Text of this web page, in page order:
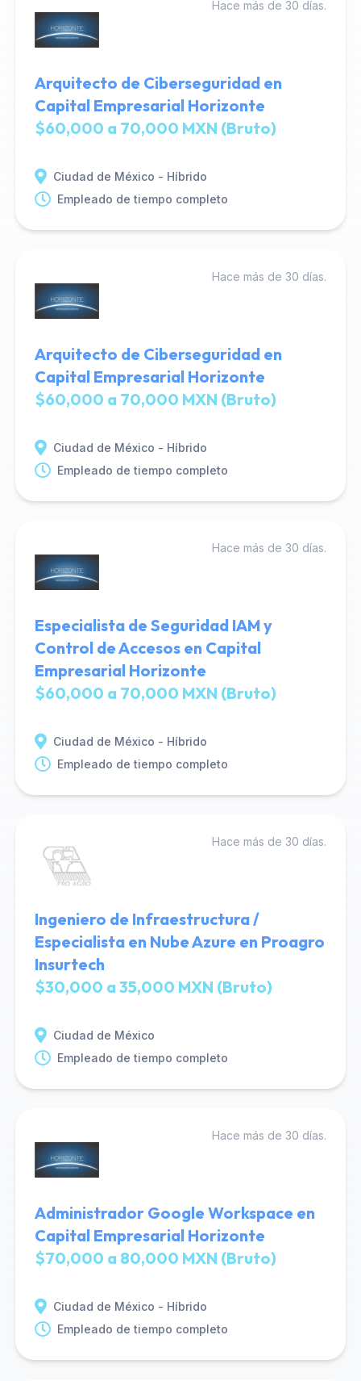
Hace más de 30 días.
Arquitecto de Ciberseguridad en
Capital Empresarial Horizonte
$60,000 a 70,000 MXN (Bruto)
Ciudad de México - Híbrido
Empleado de tiempo completo
Hace más de 30 días.
Arquitecto de Ciberseguridad en
Capital Empresarial Horizonte
$60,000 a 70,000 MXN (Bruto)
Ciudad de México - Híbrido
Empleado de tiempo completo
Hace más de 30 días.
Especialista de Seguridad IAM y
Control de Accesos en Capital
Empresarial Horizonte
$60,000 a 70,000 MXN (Bruto)
Ciudad de México - Híbrido
Empleado de tiempo completo
Hace más de 30 días.
Ingeniero de Infraestructura /
Especialista en Nube Azure en Proagro
Insurtech
$30,000 a 35,000 MXN (Bruto)
Ciudad de México
Empleado de tiempo completo
Hace más de 30 días.
Administrador Google Workspace en
Capital Empresarial Horizonte
$70,000 a 80,000 MXN (Bruto)
Ciudad de México - Híbrido
Empleado de tiempo completo